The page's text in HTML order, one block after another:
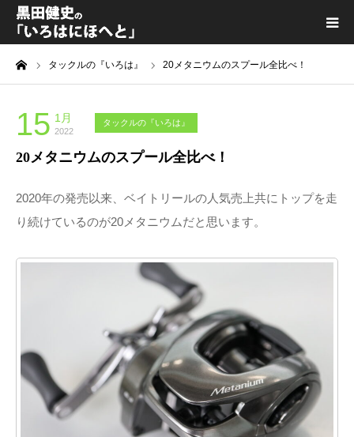
タックルの『いろは』 20メタニウムのスプール全比べ！
15 1月
2022
タックルの『いろは』
20メタニウムのスプール全比べ！
2020年の発売以来、ベイトリールの人気売上共にトップを走
り続けているのが20メタニウムだと思います。
黒田健史プロフィール
カテゴリ一覧
喫茶KURODA
YouTube｜Kuro channel